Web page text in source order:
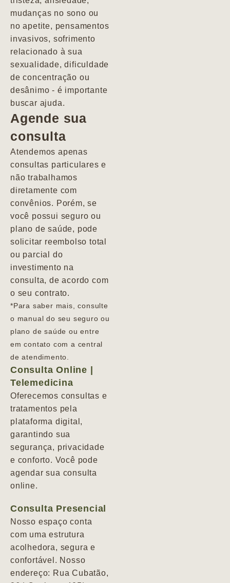
mudanças no sono ou
no apetite, pensamentos
invasivos, sofrimento
relacionado à sua
sexualidade, dificuldade
de concentração ou
desânimo - é importante
buscar ajuda.
Agende sua
consulta
Atendemos apenas
consultas particulares e
não trabalhamos
diretamente com
convênios. Porém, se
você possui seguro ou
plano de saúde, pode
solicitar reembolso total
ou parcial do
investimento na
consulta, de acordo com
o seu contrato.
*Para saber mais, consulte
o manual do seu seguro ou
plano de saúde ou entre
em contato com a central
de atendimento.
Consulta Online |
Telemedicina
Oferecemos consultas e
tratamentos pela
plataforma digital,
garantindo sua
segurança, privacidade
e conforto. Você pode
agendar sua consulta
online.
Consulta Presencial
Nosso espaço conta
com uma estrutura
acolhedora, segura e
confortável. Nosso
endereço: Rua Cubatão,